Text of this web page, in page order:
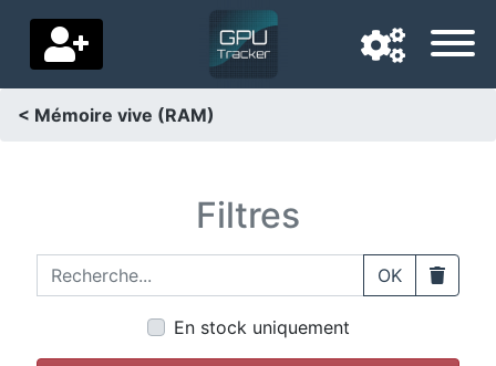
Accueil
Baisses de prix
Paramètres
< Mémoire vive (RAM)
Filtres
Recherche... OK Clear
En stock uniquement